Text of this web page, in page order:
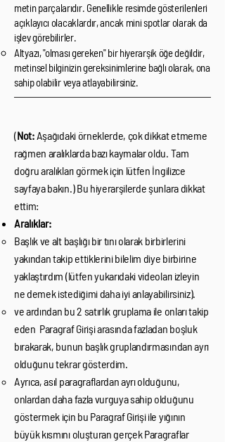
metin parçalarıdır. Genellikle resimde gösterilenleri
açıklayıcı olacaklardır, ancak mini spotlar olarak da
işlev görebilirler.
Altyazı, "olması gereken" bir hiyerarşik öğe değildir,
metinsel bilginizin gereksinimlerine bağlı olarak, ona
sahip olabilir veya atlayabilirsiniz.
(Not: Aşağıdaki örneklerde, çok dikkat etmeme
rağmen aralıklarda bazı kaymalar oldu. Tam
doğru aralıkları görmek için lütfen İngilizce
sayfaya bakın.) Bu hiyerarşilerde şunlara dikkat
ettim:
Aralıklar:
Başlık ve alt başlığı bir tını olarak birbirlerini
yakından takip ettiklerini bilelim diye birbirine
yaklaştırdım (lütfen yukarıdaki videoları izleyin
ne demek istediğimi daha iyi anlayabilirsiniz).
ve ardından bu 2 satırlık gruplama ile onları takip
eden Paragraf Girişi arasında fazladan boşluk
bırakarak, bunun başlık gruplandırmasından ayrı
olduğunu tekrar gösterdim.
Ayrıca, asıl paragraflardan ayrı olduğunu,
onlardan daha fazla vurguya sahip olduğunu
göstermek için bu Paragraf Girişi ile yığının
büyük kısmını oluşturan gerçek Paragraflar